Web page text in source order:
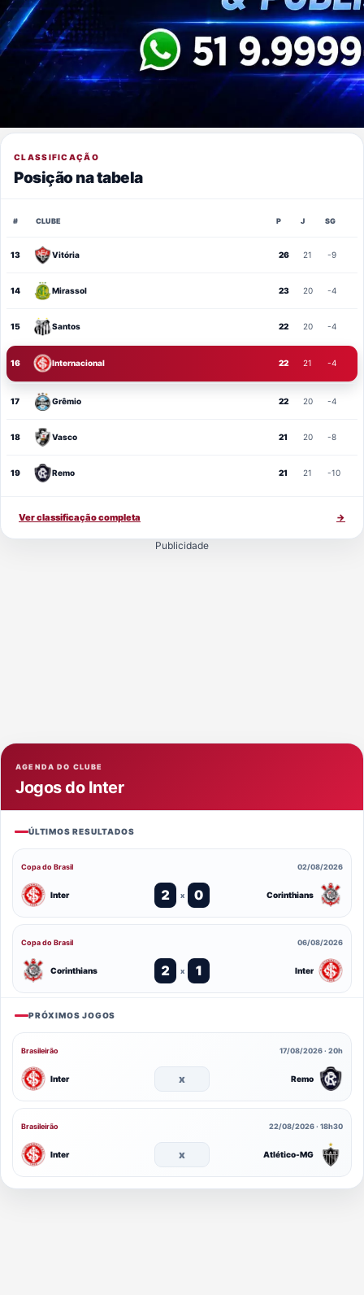
CLASSIFICAÇÃO
Posição na tabela
# CLUBE P J SG
13 Vitória 26 21 -9
14 Mirassol 23 20 -4
15 Santos 22 20 -4
16 Internacional 22 21 -4
17 Grêmio 22 20 -4
18 Vasco 21 20 -8
19 Remo 21 21 -10
Ver classificação completa →
Publicidade
AGENDA DO CLUBE
Jogos do Inter
ÚLTIMOS RESULTADOS
Copa do Brasil 02/08/2026
Inter 2 x 0 Corinthians
Copa do Brasil 06/08/2026
Corinthians 2 x 1 Inter
PRÓXIMOS JOGOS
Brasileirão 17/08/2026 · 20h
Inter x Remo
Brasileirão 22/08/2026 · 18h30
Inter x Atlético-MG